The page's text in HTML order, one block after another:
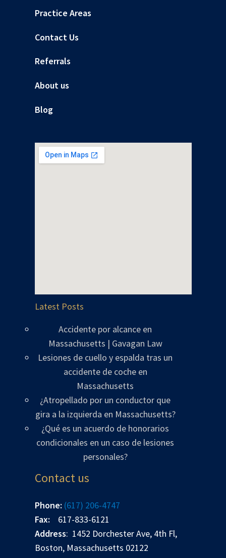
Practice Areas
Contact Us
Referrals
About us
Blog
Latest Posts
Accidente por alcance en
Massachusetts | Gavagan Law
Lesiones de cuello y espalda tras un
accidente de coche en
Massachusetts
¿Atropellado por un conductor que
gira a la izquierda en Massachusetts?
¿Qué es un acuerdo de honorarios
condicionales en un caso de lesiones
personales?
Contact us
Phone: (617) 206-4747
Fax: 617-833-6121
Address: 1452 Dorchester Ave, 4th Fl,
Boston, Massachusetts 02122